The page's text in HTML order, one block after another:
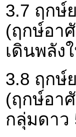
3.7 ฤกษ์
(ฤกษ์อา
เดินพลัง
3.8 ฤกษ์
(ฤกษ์อา
กลุ่มดาว